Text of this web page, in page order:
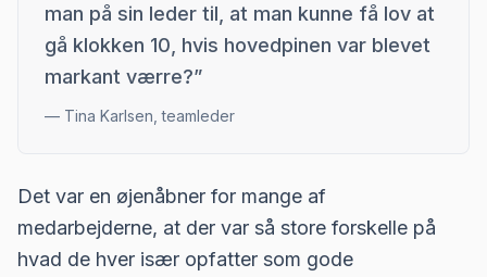
man på sin leder til, at man kunne få lov at
gå klokken 10, hvis hovedpinen var blevet
markant værre?”
— Tina Karlsen, teamleder
Det var en øjenåbner for mange af
medarbejderne, at der var så store forskelle på
hvad de hver især opfatter som gode